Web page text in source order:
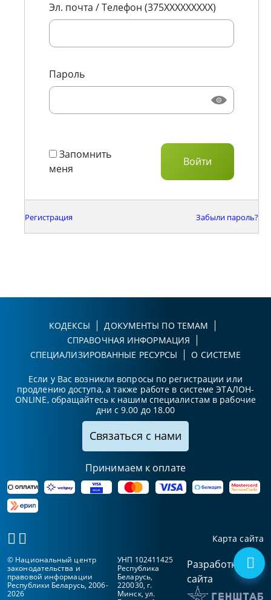
Эл. почта / Телефон (375XXXXXXXXX)
Пароль
Запомнить
меня
Регистрация Забыли пароль?
КОДЕКСЫ
ДОКУМЕНТЫ ПО ТЕМАМ
СПРАВОЧНАЯ ИНФОРМАЦИЯ
СПЕЦИАЛИЗИРОВАННЫЕ РЕСУРСЫ
О СИСТЕМЕ
Если у Вас возникли вопросы по регистрации или
продлению доступа, а также работе в системе ЭТАЛОН-
ONLINE, обращайтесь к нашим специалистам в рабочие
дни с 9.00 до 18.00
Связаться с нами
Принимаем к оплате
Карта сайта
© Национальный центр
законодательства и
правовой информации
Республики Беларусь, 2006-
2026
УНП 102411425
Республика
Беларусь,
220030, г.
Минск, ул.
Разработка
сайта